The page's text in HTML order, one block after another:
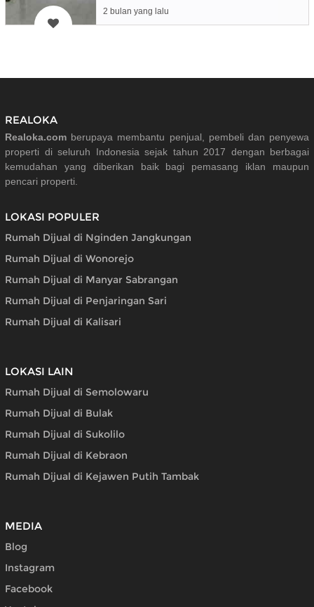
2 bulan yang lalu
REALOKA
Realoka.com berupaya membantu penjual, pembeli dan penyewa
properti di seluruh Indonesia sejak tahun 2017 dengan berbagai
kemudahan yang diberikan baik bagi pemasang iklan maupun
pencari properti.
LOKASI POPULER
Rumah Dijual di Nginden Jangkungan
Rumah Dijual di Wonorejo
Rumah Dijual di Manyar Sabrangan
Rumah Dijual di Penjaringan Sari
Rumah Dijual di Kalisari
LOKASI LAIN
Rumah Dijual di Semolowaru
Rumah Dijual di Bulak
Rumah Dijual di Sukolilo
Rumah Dijual di Kebraon
Rumah Dijual di Kejawen Putih Tambak
MEDIA
Blog
Instagram
Facebook